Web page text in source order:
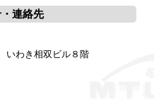
連絡先
いわき相双ビル８階